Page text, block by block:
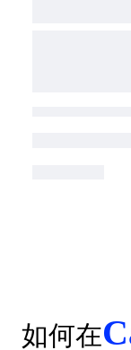
如何在